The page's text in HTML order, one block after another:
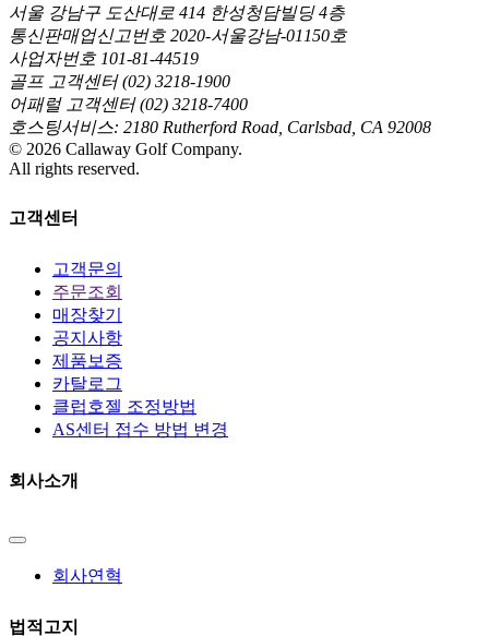
서울 강남구 도산대로 414 한성청담빌딩 4층
통신판매업신고번호 2020-서울강남-01150호
사업자번호 101-81-44519
골프 고객센터 (02) 3218-1900
어패럴 고객센터 (02) 3218-7400
호스팅서비스: 2180 Rutherford Road, Carlsbad, CA 92008
© 2026 Callaway Golf Company.
All rights reserved.
고객센터
고객문의
주문조회
매장찾기
공지사항
제품보증
카탈로그
클럽호젤 조정방법
AS센터 접수 방법 변경
회사소개
회사연혁
법적고지